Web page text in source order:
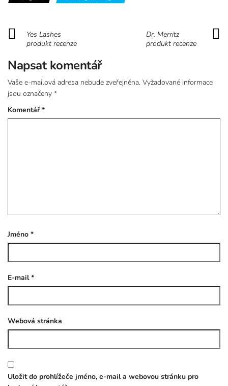
Yes Lashes
produkt recenze
Dr. Merritz
produkt recenze
Napsat komentář
Vaše e-mailová adresa nebude zveřejněna. Vyžadované informace
jsou označeny *
Komentář*
Jméno *
E-mail*
Webová stránka
Uložit do prohlížeče jméno, e-mail a webovou stránku pro